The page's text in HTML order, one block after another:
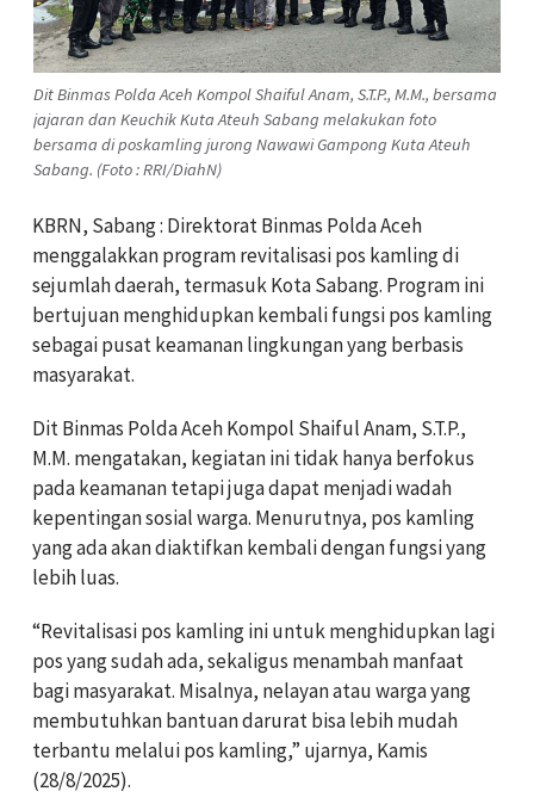
Dit Binmas Polda Aceh Kompol Shaiful Anam, S.T.P., M.M., bersama
jajaran dan Keuchik Kuta Ateuh Sabang melakukan foto
bersama di poskamling jurong Nawawi Gampong Kuta Ateuh
Sabang. (Foto : RRI/DiahN)
KBRN, Sabang : Direktorat Binmas Polda Aceh
menggalakkan program revitalisasi pos kamling di
sejumlah daerah, termasuk Kota Sabang. Program ini
bertujuan menghidupkan kembali fungsi pos kamling
sebagai pusat keamanan lingkungan yang berbasis
masyarakat.
Dit Binmas Polda Aceh Kompol Shaiful Anam, S.T.P.,
M.M. mengatakan, kegiatan ini tidak hanya berfokus
pada keamanan tetapi juga dapat menjadi wadah
kepentingan sosial warga. Menurutnya, pos kamling
yang ada akan diaktifkan kembali dengan fungsi yang
lebih luas.
“Revitalisasi pos kamling ini untuk menghidupkan lagi
pos yang sudah ada, sekaligus menambah manfaat
bagi masyarakat. Misalnya, nelayan atau warga yang
membutuhkan bantuan darurat bisa lebih mudah
terbantu melalui pos kamling,” ujarnya, Kamis
(28/8/2025).